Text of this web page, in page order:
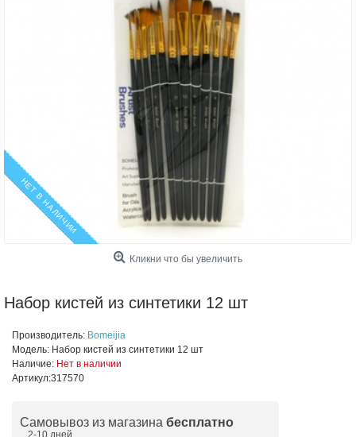
НЕТ В НАЛИЧИИ
Кликни что бы увеличить
Набор кистей из синтетики 12 шт
Производитель: Bomeijia
Модель: Набор кистей из синтетики 12 шт
Наличие: Нет в наличии
Артикул:317570
Самовывоз из магазина бесплатно
2-10 дней